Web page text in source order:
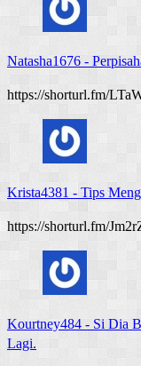
Natasha1676 -
https://shorturl.fm/
Krista4381 - Tips
https://shorturl.fm/
Kourtney484 - Si Dia
Lagi.